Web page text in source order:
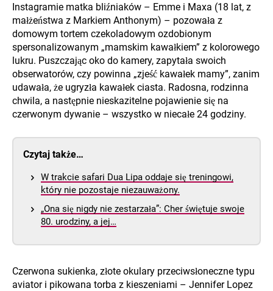
Instagramie matka bliźniaków – Emme i Maxa (18 lat, z
małżeństwa z Markiem Anthonym) – pozowała z
domowym tortem czekoladowym ozdobionym
spersonalizowanym „mamskim kawałkiem” z kolorowego
lukru. Puszczając oko do kamery, zapytała swoich
obserwatorów, czy powinna „zjeść kawałek mamy”, zanim
udawała, że ugryzła kawałek ciasta. Radosna, rodzinna
chwila, a następnie nieskazitelne pojawienie się na
czerwonym dywanie – wszystko w niecałe 24 godziny.
Czytaj także…
W trakcie safari Dua Lipa oddaje się treningowi,
który nie pozostaje niezauważony.
„Ona się nigdy nie zestarzała”: Cher świętuje swoje
80. urodziny, a jej…
Czerwona sukienka, złote okulary przeciwsłoneczne typu
aviator i pikowana torba z kieszeniami – Jennifer Lopez